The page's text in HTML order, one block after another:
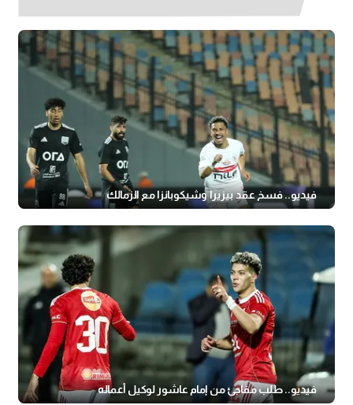
فيديو.. فسخ عقد بيزيرا وشيكوبانزا مع الزمالك
فيديو.. طلب مفاجئ من إمام عاشور لوكيل أعماله